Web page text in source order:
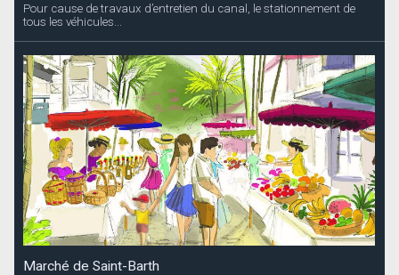
Pour cause de travaux d’entretien du canal, le stationnement de
tous les véhicules...
Marché de Saint-Barth